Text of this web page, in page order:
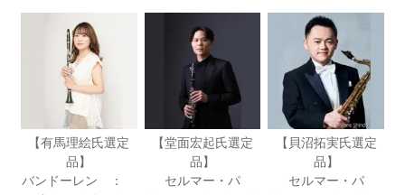
【有馬理絵氏選定
品】
バンドーレン ：
【堂面宏起氏選定
品】
セルマー・パ
【貝沼拓実氏選定
品】
セルマー・パ